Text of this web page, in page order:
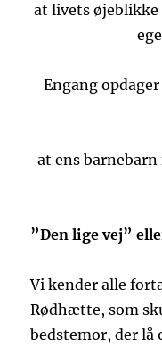
at livets
Engang
at ens
”Den lige vej”
Vi kender alle
Rødhætte, som
bedstemor, der lå